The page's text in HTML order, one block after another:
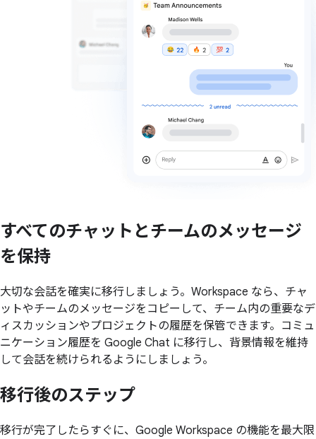
すべてのチャットとチームのメッセージ
を保持
大切な会話を確実に移行しましょう。Workspace なら、チャ
ットやチームのメッセージをコピーして、チーム内の重要なデ
ィスカッションやプロジェクトの履歴を保管できます。コミュ
ニケーション履歴を Google Chat に移行し、背景情報を維持
して会話を続けられるようにしましょう。
移行後のステップ
移行が完了したらすぐに、Google Workspace の機能を最大限